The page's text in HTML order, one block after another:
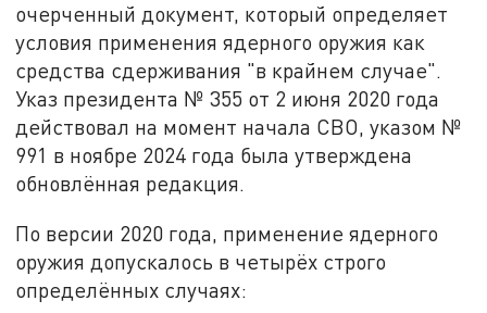
очерченный документ, который определяет
условия применения ядерного оружия как
средства сдерживания "в крайнем случае".
Указ президента № 355 от 2 июня 2020 года
действовал на момент начала СВО, указом №
991 в ноябре 2024 года была утверждена
обновлённая редакция.
По версии 2020 года, применение ядерного
оружия допускалось в четырёх строго
определённых случаях: